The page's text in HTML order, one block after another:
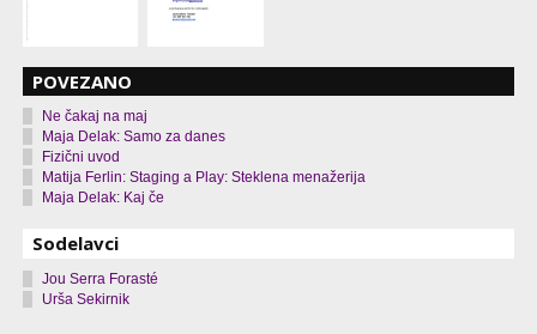
POVEZANO
Ne čakaj na maj
Maja Delak: Samo za danes
Fizični uvod
Matija Ferlin: Staging a Play: Steklena menažerija
Maja Delak: Kaj če
Sodelavci
Jou Serra Forasté
Urša Sekirnik